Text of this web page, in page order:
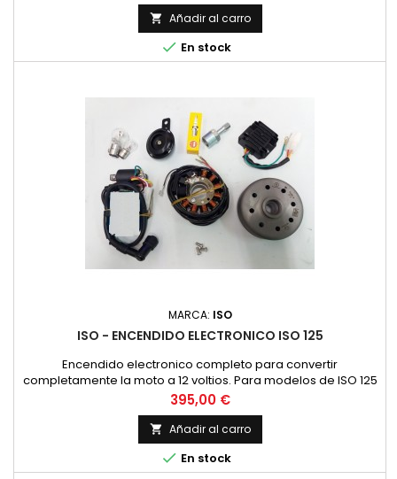
 Añadir al carro
 En stock
MARCA: ISO
ISO - ENCENDIDO ELECTRONICO ISO 125
Encendido electronico completo para convertir
completamente la moto a 12 voltios. Para modelos de ISO 125
con eje de cigueñal estandar 17-15 mm. NUEVO
Precio
395,00 €
 Añadir al carro
 En stock